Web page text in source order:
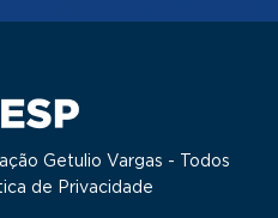
Getulio Vargas - Todos
de Privacidade